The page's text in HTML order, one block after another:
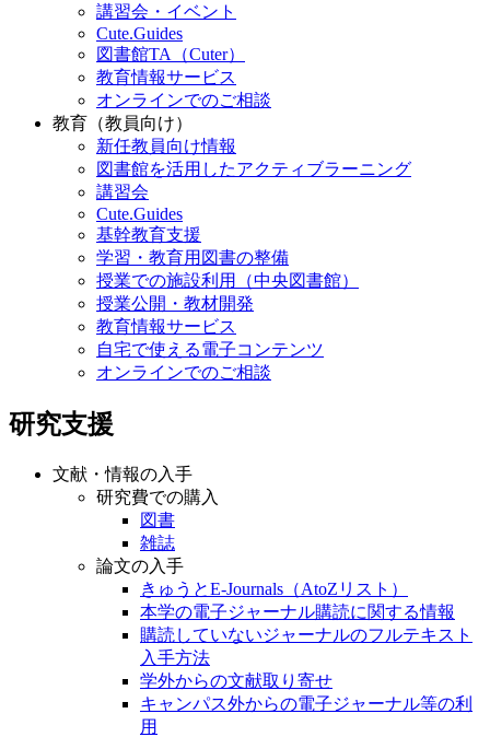
講習会・イベント
Cute.Guides
図書館TA（Cuter）
教育情報サービス
オンラインでのご相談
教育（教員向け）
新任教員向け情報
図書館を活用したアクティブラーニング
講習会
Cute.Guides
基幹教育支援
学習・教育用図書の整備
授業での施設利用（中央図書館）
授業公開・教材開発
教育情報サービス
自宅で使える電子コンテンツ
オンラインでのご相談
研究支援
文献・情報の入手
研究費での購入
図書
雑誌
論文の入手
きゅうとE-Journals（AtoZリスト）
本学の電子ジャーナル購読に関する情報
購読していないジャーナルのフルテキスト
入手方法
学外からの文献取り寄せ
キャンパス外からの電子ジャーナル等の利
用